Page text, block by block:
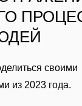
своими
из 2023 года.